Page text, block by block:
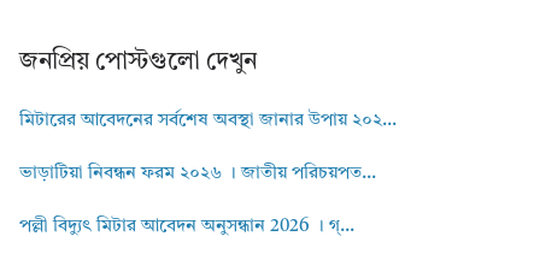
জনপ্রিয় পোস্টগুলো দেখুন
মিটারের আবেদনের সর্বশেষ অবস্থা জানার উপায় ২০২...
ভাড়াটিয়া নিবন্ধন ফরম ২০২৬ । জাতীয় পরিচয়পত...
পল্লী বিদ্যুৎ মিটার আবেদন অনুসন্ধান 2026 । গ্...